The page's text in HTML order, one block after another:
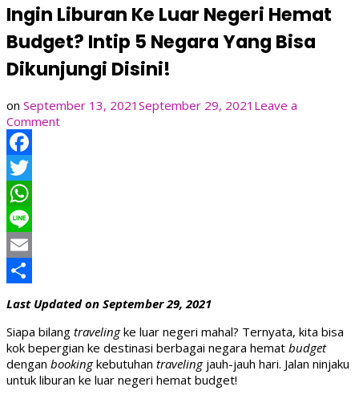
Ingin Liburan Ke Luar Negeri Hemat
Budget? Intip 5 Negara Yang Bisa
Dikunjungi Disini!
on September 13, 2021 September 29, 2021 Leave a
Commenton
Yang
Bisa
Dikunjungi
Disini!
Facebook
Twitter
WhatsApp
Line
Email
Share
Last Updated on September 29, 2021
Siapa bilang travelingke luar negeri mahal? Ternyata, kita bisa
kok bepergian ke destinasi berbagai negara hemat budget
dengan bookingkebutuhan travelingjauh-jauh hari. Jalan ninjaku
untuk liburan ke luar negeri hemat budget!